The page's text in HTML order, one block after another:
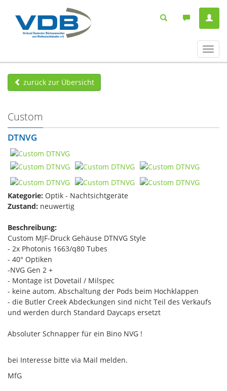
ein-/
zurück zur Übersicht
Custom
DTNVG
Kategorie: Optik - Nachtsichtgeräte
Zustand: neuwertig
Beschreibung:
Custom MJF-Druck Gehäuse DTNVG Style
- 2x Photonis 1663/q80 Tubes
- 40° Optiken
-NVG Gen 2 +
- Montage ist Dovetail / Milspec
- keine autom. Abschaltung der Pods beim Hochklappen
- die Butler Creek Abdeckungen sind nicht Teil des Verkaufs
und werden durch Standard Daycaps ersetzt
Absoluter Schnapper für ein Bino NVG !
bei Interesse bitte via Mail melden.
MfG